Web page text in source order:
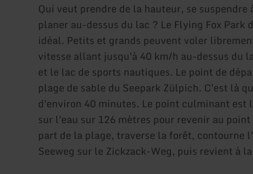
Qui veut prendre de la hauteur, se suspendre
planer au-dessus du lac ? Le Flying Fox
idéal. Petits et grands peuvent voler
vitesse allant jusqu'à 40 km/h au-dessus du
et le lac de sports nautiques. Le point de
plage de sable du Seepark Zülpich. C'est là
d'environ 40 minutes. Le point culminant est
sur l'eau sur 126 mètres pour revenir au
part de la plage, traverse la forêt, contourne
Seeweg sur le Zickzack-Weg, puis revient à